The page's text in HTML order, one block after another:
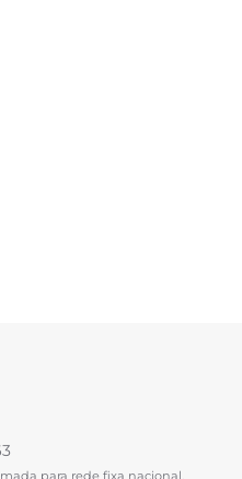
para rede fixa nacional.